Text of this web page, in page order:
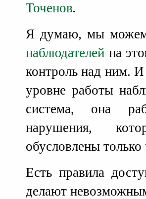
Точенов.
Я думаю, мы
наблюдателей на
контроль над ним.
уровне работы
система, она
нарушения,
обусловлены
Есть правила
делают